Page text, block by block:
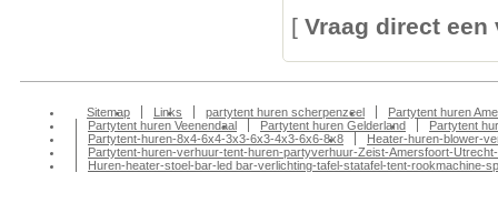
[ Vraag direct
Sitemap Links partytent huren scherpenzeel
Partytent huren
Partytent huren Veenendaal
Partytent huren Gelderland
Partytent
Partytent-huren-8x4-6x4-3x3-6x3-4x3-6x6-8x8
Heater-huren-blower-
Partytent-huren-verhuur-tent-huren-partyverhuur-Zeist-Amersfoort-
Huren-heater-stoel-bar-led bar-verlichting-tafel-statafel-tent-